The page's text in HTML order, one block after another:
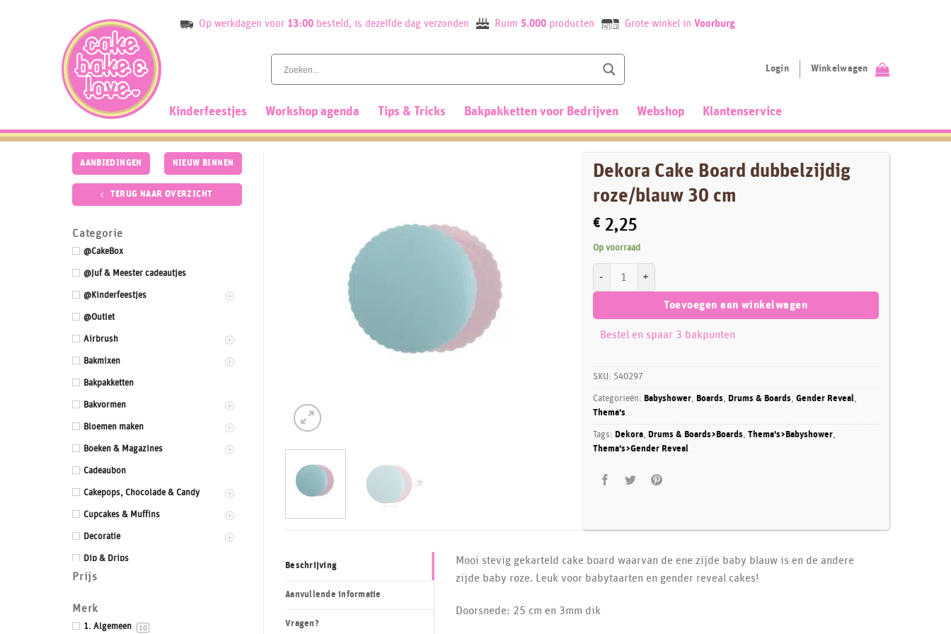
Op werkdagen voor 13:00besteld, is dezelfde dag verzonden Ruim 5.000producten Grote winkel in Voorburg
Login Winkelwagen
Kinderfeestjes Workshop agenda Tips & Tricks Bakpakketten voor Bedrijven Webshop Klantenservice
AANBIEDINGEN NIEUW BINNEN
TERUG NAAR OVERZICHT
Categorie
@CakeBox
@Juf & Meester cadeautjes
@Kinderfeestjes
@Outlet
Airbrush
Bakmixen
Bakpakketten
Bakvormen
Bloemen maken
Boeken & Magazines
Cadeaubon
Cakepops, Chocolade & Candy
Cupcakes & Muffins
Decoratie
Dip & Drips
Dozen & Dummies
Drums & Boards
Eetbaar kant
Prijs
Merk
1. Algemeen 10
Dekora Cake Board dubbelzijdig
roze/blauw 30 cm
€2,25
Op voorraad
Toevoegen aan winkelwagen
Bestel en spaar 3 bakpunten
SKU: 540297
Categorieën: Babyshower, Boards, Drums & Boards, Gender Reveal,
Thema's
Tags: Dekora, Drums & Boards>Boards, Thema's>Babyshower,
Thema's>Gender Reveal
Beschrijving
Aanvullende informatie
Vragen?
Mooi stevig gekarteld cake board waarvan de ene zijde baby blauw is en de andere
zijde baby roze. Leuk voor babytaarten en gender reveal cakes!
Doorsnede: 25 cm en 3mm dik